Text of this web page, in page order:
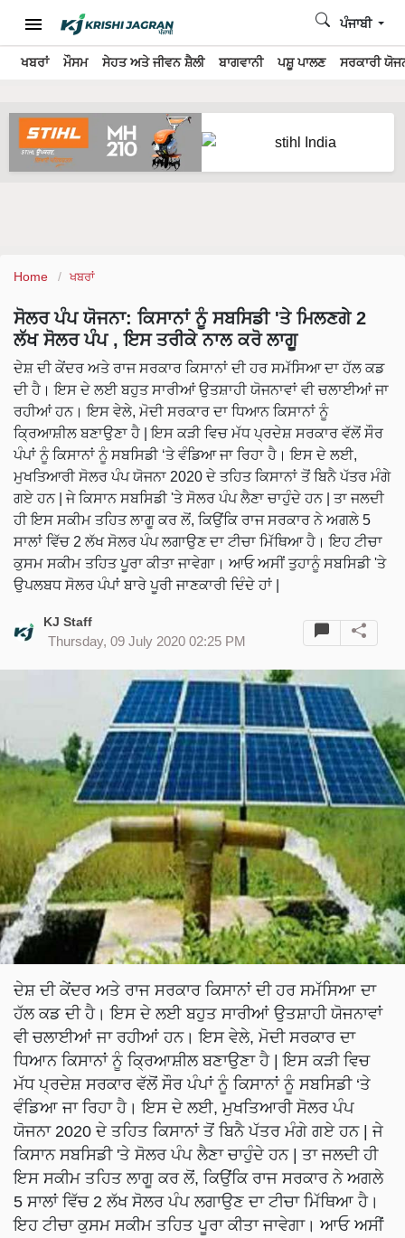
ਖਬਰਾਂ ਮੌਸਮ ਸੇਹਤ ਅਤੇ ਜੀਵਨ ਸ਼ੈਲੀ ਬਾਗਵਾਨੀ ਪਸ਼ੂ ਪਾਲਣ ਸਰਕਾਰੀ
ਪੰਜਾਬੀ
Home ਖਬਰਾਂ
ਸੋਲਰ ਪੰਪ ਯੋਜਨਾ: ਕਿਸਾਨਾਂ ਨੂੰ ਸਬਸਿਡੀ 'ਤੇ ਮਿਲਣਗੇ 2
ਲੱਖ ਸੋਲਰ ਪੰਪ , ਇਸ ਤਰੀਕੇ ਨਾਲ ਕਰੋ ਲਾਗੂ
ਦੇਸ਼ ਦੀ ਕੇਂਦਰ ਅਤੇ ਰਾਜ ਸਰਕਾਰ ਕਿਸਾਨਾਂ ਦੀ ਹਰ ਸਮੱਸਿਆ ਦਾ ਹੱਲ ਕਡ
ਦੀ ਹੈ। ਇਸ ਦੇ ਲਈ ਬਹੁਤ ਸਾਰੀਆਂ ਉਤਸ਼ਾਹੀ ਯੋਜਨਾਵਾਂ ਵੀ ਚਲਾਈਆਂ ਜਾ
ਰਹੀਆਂ ਹਨ। ਇਸ ਵੇਲੇ, ਮੋਦੀ ਸਰਕਾਰ ਦਾ ਧਿਆਨ ਕਿਸਾਨਾਂ ਨੂੰ
ਕ੍ਰਿਆਸ਼ੀਲ ਬਣਾਉਣਾ ਹੈ | ਇਸ ਕੜੀ ਵਿਚ ਮੱਧ ਪ੍ਰਦੇਸ਼ ਸਰਕਾਰ ਵੱਲੋਂ ਸੌਰ
ਪੰਪਾਂ ਨੂੰ ਕਿਸਾਨਾਂ ਨੂੰ ਸਬਸਿਡੀ ‘ਤੇ ਵੰਡਿਆ ਜਾ ਰਿਹਾ ਹੈ। ਇਸ ਦੇ ਲਈ,
ਮੁਖਤਿਆਰੀ ਸੋਲਰ ਪੰਪ ਯੋਜਨਾ 2020 ਦੇ ਤਹਿਤ ਕਿਸਾਨਾਂ ਤੋਂ ਬਿਨੈ ਪੱਤਰ ਮੰਗੇ
ਗਏ ਹਨ | ਜੇ ਕਿਸਾਨ ਸਬਸਿਡੀ 'ਤੇ ਸੋਲਰ ਪੰਪ ਲੈਣਾ ਚਾਹੁੰਦੇ ਹਨ | ਤਾ ਜਲਦੀ
ਹੀ ਇਸ ਸਕੀਮ ਤਹਿਤ ਲਾਗੂ ਕਰ ਲੋਂ, ਕਿਉਂਕਿ ਰਾਜ ਸਰਕਾਰ ਨੇ ਅਗਲੇ 5
ਸਾਲਾਂ ਵਿੱਚ 2 ਲੱਖ ਸੋਲਰ ਪੰਪ ਲਗਾਉਣ ਦਾ ਟੀਚਾ ਮਿੱਥਿਆ ਹੈ। ਇਹ ਟੀਚਾ
ਕੁਸਮ ਸਕੀਮ ਤਹਿਤ ਪੂਰਾ ਕੀਤਾ ਜਾਵੇਗਾ। ਆਓ ਅਸੀਂ ਤੁਹਾਨੂੰ ਸਬਸਿਡੀ 'ਤੇ
ਉਪਲਬਧ ਸੋਲਰ ਪੰਪਾਂ ਬਾਰੇ ਪੂਰੀ ਜਾਣਕਾਰੀ ਦਿੰਦੇ ਹਾਂ |
KJ Staff
Thursday, 09 July 2020 02:25 PM
ਦੇਸ਼ ਦੀ ਕੇਂਦਰ ਅਤੇ ਰਾਜ ਸਰਕਾਰ ਕਿਸਾਨਾਂ ਦੀ ਹਰ ਸਮੱਸਿਆ ਦਾ
ਹੱਲ ਕਡ ਦੀ ਹੈ। ਇਸ ਦੇ ਲਈ ਬਹੁਤ ਸਾਰੀਆਂ ਉਤਸ਼ਾਹੀ ਯੋਜਨਾਵਾਂ
ਵੀ ਚਲਾਈਆਂ ਜਾ ਰਹੀਆਂ ਹਨ। ਇਸ ਵੇਲੇ, ਮੋਦੀ ਸਰਕਾਰ ਦਾ
ਧਿਆਨ ਕਿਸਾਨਾਂ ਨੂੰ ਕ੍ਰਿਆਸ਼ੀਲ ਬਣਾਉਣਾ ਹੈ | ਇਸ ਕੜੀ ਵਿਚ
ਮੱਧ ਪ੍ਰਦੇਸ਼ ਸਰਕਾਰ ਵੱਲੋਂ ਸੌਰ ਪੰਪਾਂ ਨੂੰ ਕਿਸਾਨਾਂ ਨੂੰ ਸਬਸਿਡੀ ‘ਤੇ
ਵੰਡਿਆ ਜਾ ਰਿਹਾ ਹੈ। ਇਸ ਦੇ ਲਈ, ਮੁਖਤਿਆਰੀ ਸੋਲਰ ਪੰਪ
ਯੋਜਨਾ 2020 ਦੇ ਤਹਿਤ ਕਿਸਾਨਾਂ ਤੋਂ ਬਿਨੈ ਪੱਤਰ ਮੰਗੇ ਗਏ ਹਨ | ਜੇ
ਕਿਸਾਨ ਸਬਸਿਡੀ 'ਤੇ ਸੋਲਰ ਪੰਪ ਲੈਣਾ ਚਾਹੁੰਦੇ ਹਨ | ਤਾ ਜਲਦੀ ਹੀ
ਇਸ ਸਕੀਮ ਤਹਿਤ ਲਾਗੂ ਕਰ ਲੋਂ, ਕਿਉਂਕਿ ਰਾਜ ਸਰਕਾਰ ਨੇ ਅਗਲੇ
5 ਸਾਲਾਂ ਵਿੱਚ 2 ਲੱਖ ਸੋਲਰ ਪੰਪ ਲਗਾਉਣ ਦਾ ਟੀਚਾ ਮਿੱਥਿਆ ਹੈ।
ਇਹ ਟੀਚਾ ਕੁਸਮ ਸਕੀਮ ਤਹਿਤ ਪੂਰਾ ਕੀਤਾ ਜਾਵੇਗਾ। ਆਓ ਅਸੀਂ